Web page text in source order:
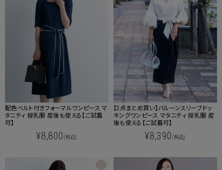
配色ベルト付きフォーマルワンピース マ
タニティ 授乳服 産後も使える【ご試着
可】
¥8,800 (税込)
【2点まとめ買い】バルーンスリーブドッ
キングワンピース マタニティ 授乳服 産
後も使える【ご試着可】
¥8,390 (税込)